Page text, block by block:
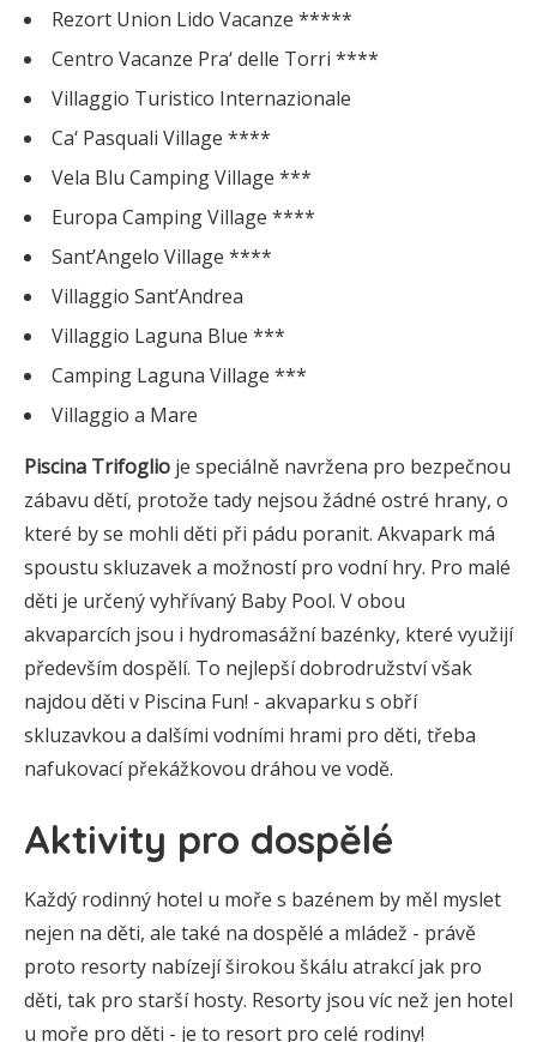
Rezort Union Lido Vacanze *****
Centro Vacanze Pra‘ delle Torri ****
Villaggio Turistico Internazionale
Ca‘ Pasquali Village ****
Vela Blu Camping Village ***
Europa Camping Village ****
Sant’Angelo Village ****
Villaggio Sant’Andrea
Villaggio Laguna Blue ***
Camping Laguna Village ***
Villaggio a Mare
Piscina Trifoglio je speciálně navržena pro bezpečnou
zábavu dětí, protože tady nejsou žádné ostré hrany, o
které by se mohli děti při pádu poranit. Akvapark má
spoustu skluzavek a možností pro vodní hry. Pro malé
děti je určený vyhřívaný Baby Pool. V obou
akvaparcích jsou i hydromasážní bazénky, které využijí
především dospělí. To nejlepší dobrodružství však
najdou děti v Piscina Fun! - akvaparku s obří
skluzavkou a dalšími vodními hrami pro děti, třeba
nafukovací překážkovou dráhou ve vodě.
Aktivity pro dospělé
Každý rodinný hotel u moře s bazénem by měl myslet
nejen na děti, ale také na dospělé a mládež - právě
proto resorty nabízejí širokou škálu atrakcí jak pro
děti, tak pro starší hosty. Resorty jsou víc než jen hotel
u moře pro děti - je to resort pro celé rodiny!